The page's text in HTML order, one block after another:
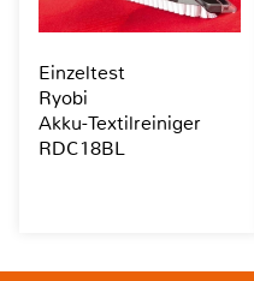
Einzeltest
Ryobi
Akku-Textilreiniger
RDC18BL